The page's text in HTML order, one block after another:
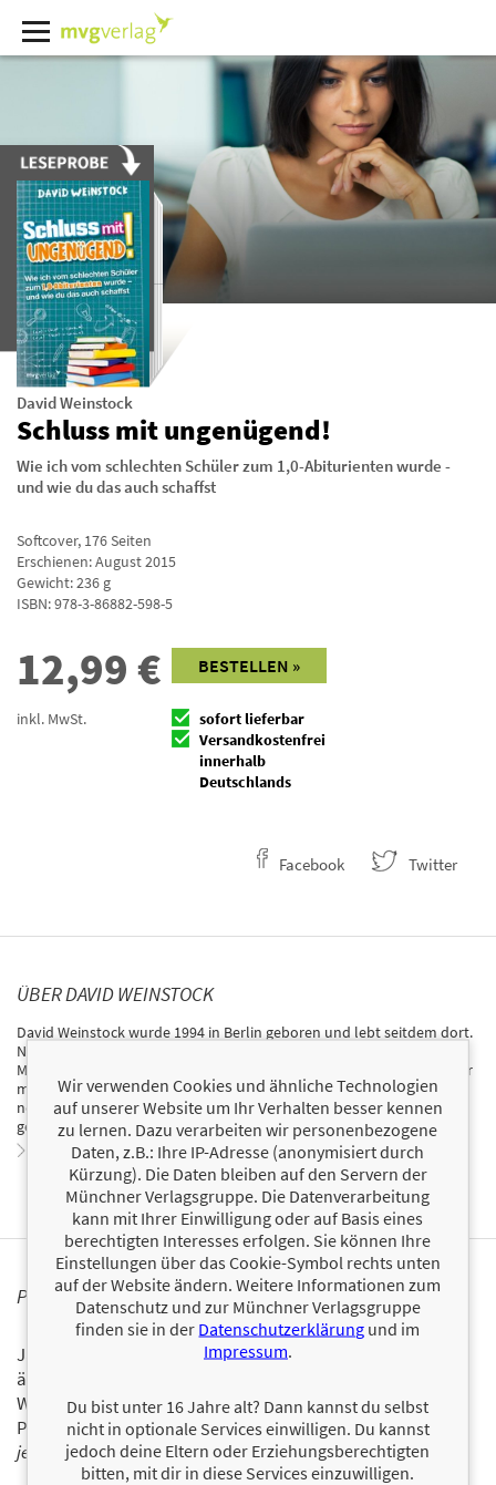
David Weinstock
Schluss mit ungenügend!
Wie ich vom schlechten Schüler zum 1,0-Abiturienten wurde -
und wie du das auch schaffst
Softcover, 176Seiten
Erschienen: August 2015
Gewicht: 236 g
ISBN:978-3-86882-598-5
12,99 €
inkl. MwSt.
BESTELLEN »
sofort lieferbar
Versandkostenfrei
innerhalb
Deutschlands
Facebook Twitter
ÜBER DAVID WEINSTOCK
David Weinstock wurde 1994 in Berlin geboren und lebt seitdem dort.
Nach vielen Jahren einer turbulenten Schulkarriere – in der es jede
Menge 5en und sogar eine 6 gab - schloss er im Jahre 2014 sein Abitur
mit der Traumnote 1.0 ab. Derzeit studiert er Management und leitet
nebenbei eine kleine Handelsfirma. In seiner Freizeit liest der Autor
gerne Biographien und Romane.
Zum Profil von David Weinstock
PERSONALISIERTE PRODUKTINFORMATIONEN
Ja, ich will über interessante Neuerscheinungen und
ähnliche Produkte informiert werden.
Wir halten Sie per E-Mail auf dem aktuellen Stand über das
Programm der Münchner Verlagsgruppe.Tragen Sie sich
jetzt ein!
Wir verwenden Cookies und ähnliche Technologien
auf unserer Website um Ihr Verhalten besser kennen
zu lernen. Dazu verarbeiten wir personenbezogene
Daten, z.B.: Ihre IP-Adresse (anonymisiert durch
Kürzung). Die Daten bleiben auf den Servern der
Münchner Verlagsgruppe. Die Datenverarbeitung
kann mit Ihrer Einwilligung oder auf Basis eines
berechtigten Interesses erfolgen. Sie können Ihre
Einstellungen über das Cookie-Symbol rechts unten
auf der Website ändern. Weitere Informationen zum
Datenschutz und zur Münchner Verlagsgruppe
finden sie in der Datenschutzerklärung und im
Impressum.
Du bist unter 16 Jahre alt? Dann kannst du selbst
nicht in optionale Services einwilligen. Du kannst
jedoch deine Eltern oder Erziehungsberechtigten
bitten, mit dir in diese Services einzuwilligen.